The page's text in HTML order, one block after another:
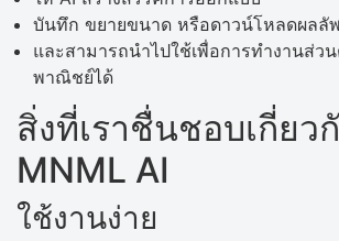
บันทึก ขยายขนาด หรือดาวน์โหลดผลลั
และสามารถนำไปใช้เพื่อการทำงานส่วน
พาณิชย์ได้
สิ่งที่เราชื่นชอบเกี่ยว
MNML AI
ใช้งานง่าย